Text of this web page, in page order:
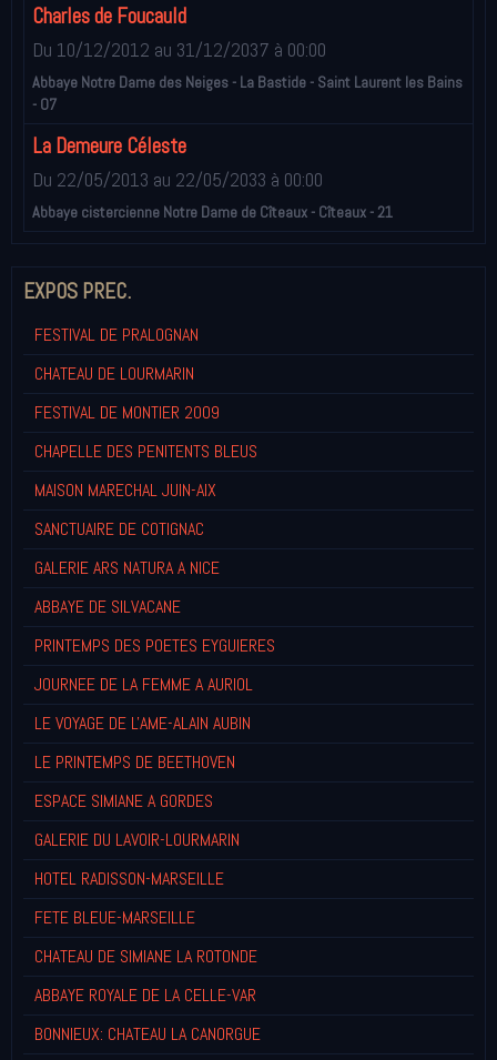
Charles de Foucauld
Du 10/12/2012 au 31/12/2037 à 00:00
Abbaye Notre Dame des Neiges - La Bastide - Saint Laurent les Bains
- 07
La Demeure Céleste
Du 22/05/2013 au 22/05/2033 à 00:00
Abbaye cistercienne Notre Dame de Cîteaux - Cîteaux - 21
EXPOS PREC.
FESTIVAL DE PRALOGNAN
CHATEAU DE LOURMARIN
FESTIVAL DE MONTIER 2009
CHAPELLE DES PENITENTS BLEUS
MAISON MARECHAL JUIN-AIX
SANCTUAIRE DE COTIGNAC
GALERIE ARS NATURA A NICE
ABBAYE DE SILVACANE
PRINTEMPS DES POETES EYGUIERES
JOURNEE DE LA FEMME A AURIOL
LE VOYAGE DE L'AME-ALAIN AUBIN
LE PRINTEMPS DE BEETHOVEN
ESPACE SIMIANE A GORDES
GALERIE DU LAVOIR-LOURMARIN
HOTEL RADISSON-MARSEILLE
FETE BLEUE-MARSEILLE
CHATEAU DE SIMIANE LA ROTONDE
ABBAYE ROYALE DE LA CELLE-VAR
BONNIEUX: CHATEAU LA CANORGUE